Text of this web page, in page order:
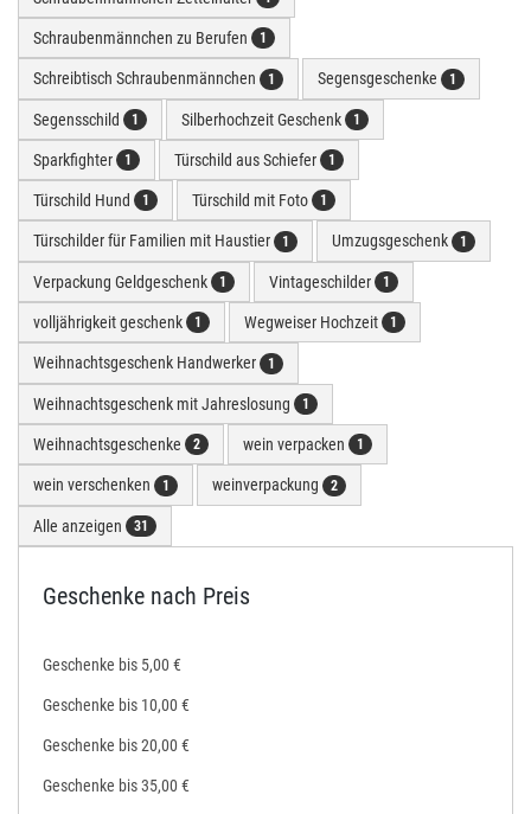
Schraubenmännchen zu Berufen 1
Schreibtisch Schraubenmännchen 1 Segensgeschenke 1
Segensschild 1 Silberhochzeit Geschenk 1
Sparkfighter 1 Türschild aus Schiefer 1
Türschild Hund 1 Türschild mit Foto 1
Türschilder für Familien mit Haustier 1 Umzugsgeschenk 1
Verpackung Geldgeschenk 1 Vintageschilder 1
volljährigkeit geschenk 1 Wegweiser Hochzeit 1
Weihnachtsgeschenk Handwerker 1
Weihnachtsgeschenk mit Jahreslosung 1
Weihnachtsgeschenke 2 wein verpacken 1
wein verschenken 1 weinverpackung 2
Alle anzeigen 31
Geschenke nach Preis
Geschenke bis 5,00 €
Geschenke bis 10,00 €
Geschenke bis 20,00 €
Geschenke bis 35,00 €